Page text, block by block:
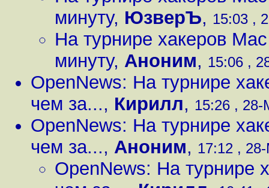
минуту, ЮзверЪ, 15:03 ,
На турнире хакеров
минуту, Аноним, 15:06 ,
OpenNews: На турнире
чем за..., Кирилл, 15:26 , 28-
OpenNews: На турнире
чем за..., Аноним, 17:12 ,
OpenNews: На турнире